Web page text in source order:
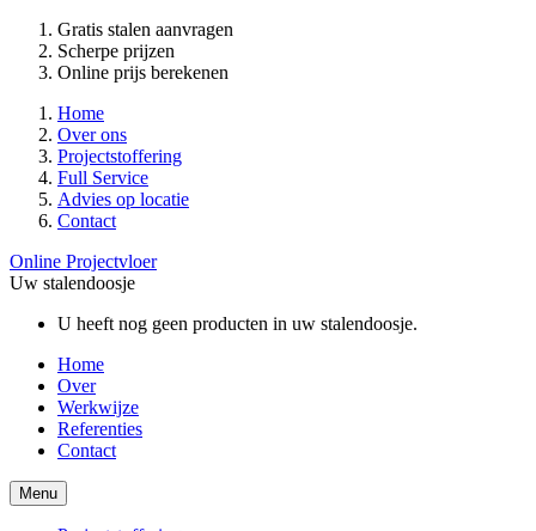
Gratis stalen aanvragen
Scherpe prijzen
Online prijs berekenen
Home
Over ons
Projectstoffering
Full Service
Advies op locatie
Contact
Online Projectvloer
Uw stalendoosje
U heeft nog geen producten in uw stalendoosje.
Home
Over
Werkwijze
Referenties
Contact
Menu